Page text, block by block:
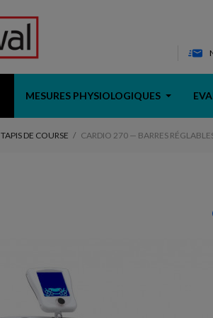
MESURES PHYSIOLOGIQUES
TAPIS DE COURSE CARDIO 270 — BARRES